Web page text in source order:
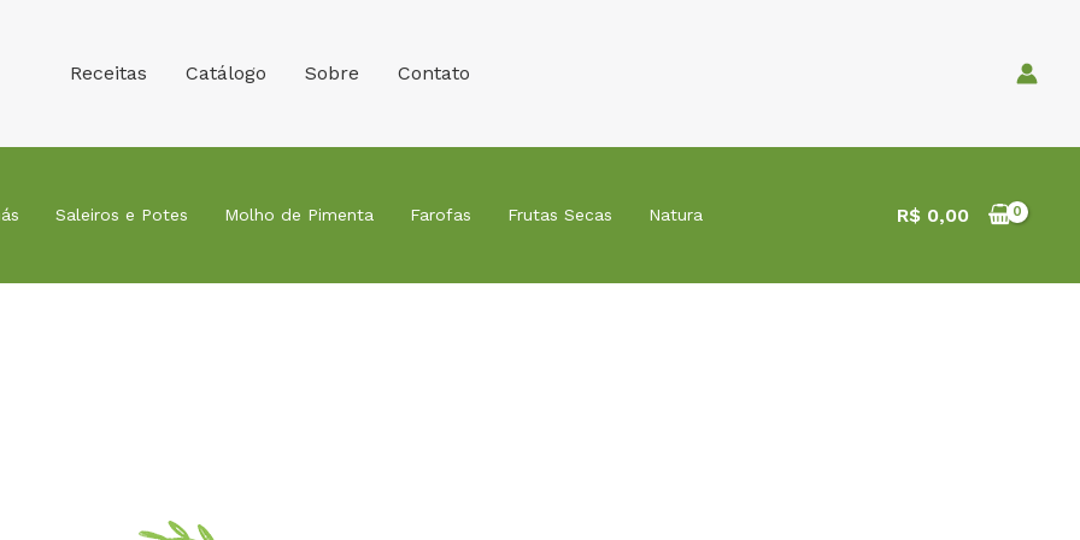
Receitas Catálogo Sobre Contato
Saleiros e Potes Molho de Pimenta Farofas Frutas Secas Natura R$ 0,00